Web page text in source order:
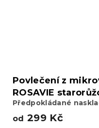
Povlečení z
ROSAVIE
Předpokládané
od 299 Kč